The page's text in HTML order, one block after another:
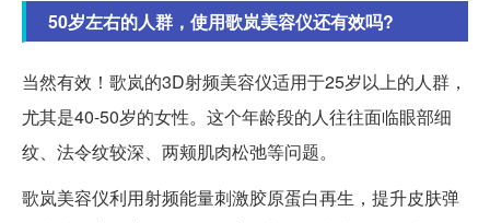
50岁左右的人群，使用歌岚美容仪还有效吗?
当然有效！歌岚的3D射频美容仪适用于25岁以上的人群，
尤其是40-50岁的女性。这个年龄段的人往往面临眼部细
纹、法令纹较深、两颊肌肉松弛等问题。
歌岚美容仪利用射频能量刺激胶原蛋白再生，提升皮肤弹